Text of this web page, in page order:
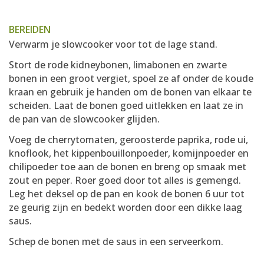
BEREIDEN
Verwarm je slowcooker voor tot de lage stand.
Stort de rode kidneybonen, limabonen en zwarte
bonen in een groot vergiet, spoel ze af onder de koude
kraan en gebruik je handen om de bonen van elkaar te
scheiden. Laat de bonen goed uitlekken en laat ze in
de pan van de slowcooker glijden.
Voeg de cherrytomaten, geroosterde paprika, rode ui,
knoflook, het kippenbouillonpoeder, komijnpoeder en
chilipoeder toe aan de bonen en breng op smaak met
zout en peper. Roer goed door tot alles is gemengd.
Leg het deksel op de pan en kook de bonen 6 uur tot
ze geurig zijn en bedekt worden door een dikke laag
saus.
Schep de bonen met de saus in een serveerkom.